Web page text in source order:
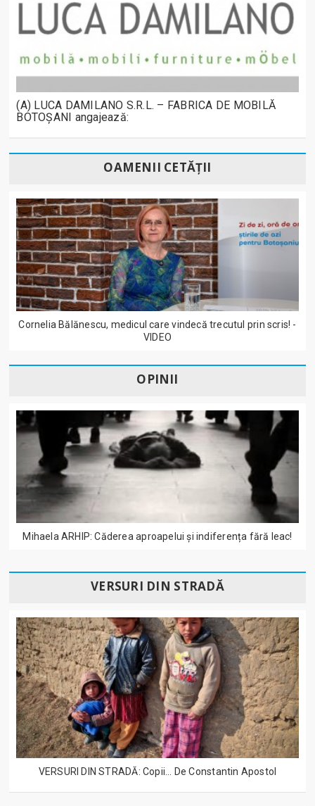
(A) LUCA DAMILANO S.R.L. – FABRICA DE MOBILĂ
BOTOȘANI angajează:
OAMENII CETĂȚII
Cornelia Bălănescu, medicul care vindecă trecutul prin scris! -
VIDEO
OPINII
Mihaela ARHIP: Căderea aproapelui și indiferența fără leac!
VERSURI DIN STRADĂ
VERSURI DIN STRADĂ: Copii... De Constantin Apostol